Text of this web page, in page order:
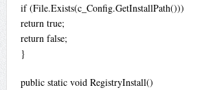
if (File.Exists(c_Config.GetInstallPath()))
return true;
return false;
}
public static void RegistryInstall()